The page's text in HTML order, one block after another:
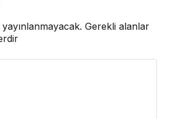
Gerekli alanlar